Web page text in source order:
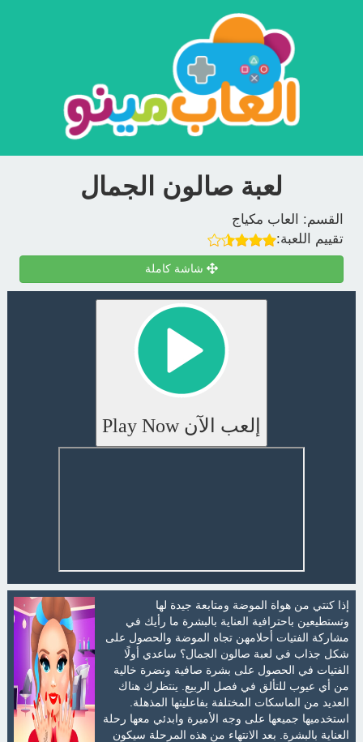
لعبة صالون الجمال
القسم:
العاب مكياج
تقييم اللعبة:
شاشة كاملة
إلعب الآن Play Now
إذا كنتي من هواة الموضة ومتابعة جيدة لها
وتستطيعين باحترافية العناية بالبشرة ما رأيك في
مشاركة الفتيات أحلامهن تجاه الموضة والحصول على
شكل جذاب في لعبة صالون الجمال؟ ساعدي أولًا
الفتيات في الحصول على بشرة صافية ونضرة خالية
من أي عيوب للتألق في فصل الربيع. ينتظرك هناك
العديد من الماسكات المختلفة بفاعليتها المذهلة.
استخدميها جميعها على وجه الأميرة وابدئي معها رحلة
العناية بالبشرة. بعد الانتهاء من هذه المرحلة سيكون